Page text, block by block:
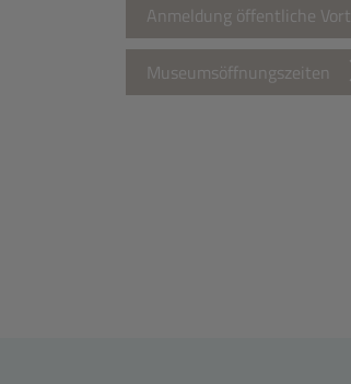
Anmeldung öffentliche
Museumsöffnungszeiten